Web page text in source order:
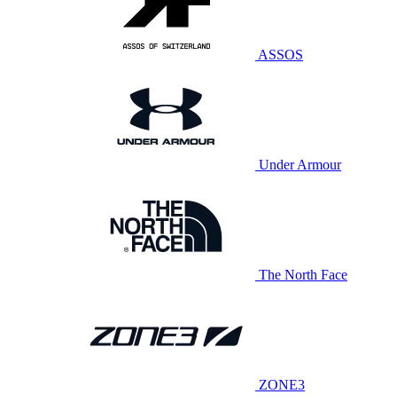
ASSOS
Under Armour
The North Face
ZONE3